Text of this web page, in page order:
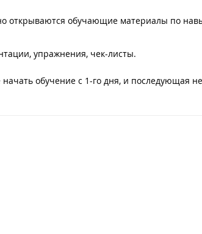
открываются обучающие материалы по
упражнения, чек-листы.
обучение с 1-го дня, и последующая